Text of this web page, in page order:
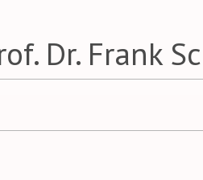
Dr. Frank